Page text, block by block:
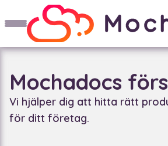
Mochadocs
Vi hjälper dig att hitta rätt
för ditt företag.